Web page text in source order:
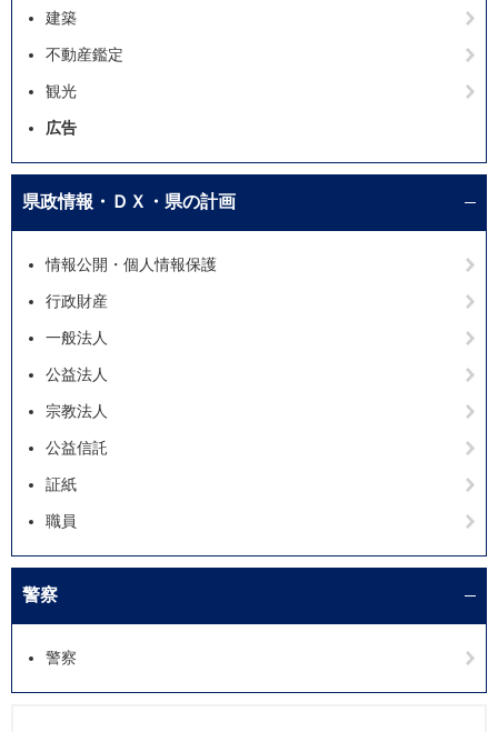
建築
不動産鑑定
観光
広告
県政情報・ＤＸ・県の計画
情報公開・個人情報保護
行政財産
一般法人
公益法人
宗教法人
公益信託
証紙
職員
警察
警察